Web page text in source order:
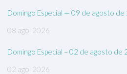
Domingo Especial — 09 de agosto de
08 ago, 2026
Domingo Especial – 02 de agosto de
02 ago, 2026